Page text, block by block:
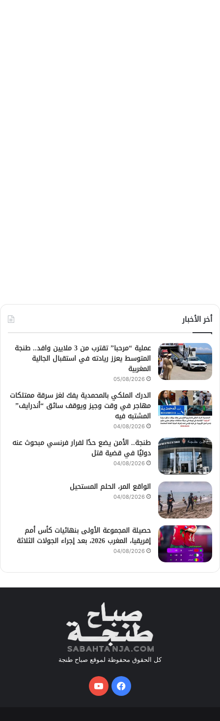
أخر الأخبار
عملية “مرحبا” تقترب من 3 ملايين وافد.. طنجة
المتوسط يعزز ريادته في استقبال الجالية
المغربية
05/08/2026
الدرك الملكي بالمحمدية يفك لغز سرقة ممتلكات
مهاجر في وقت وجيز ويوقف سائق “أندرايف”
المشتبه فيه
04/08/2026
طنجة.. الأمن يضع حدًا لفرار فرنسي مبحوث عنه
دوليًا في قضية قتل
04/08/2026
الواقع المر، الحلم المستحيل
04/08/2026
حصيلة المجموعة الأولى بنهائيات كأس أمم
إفريقيا، المغرب 2026، بعد إجراء الجولات الثلاثة
04/08/2026
كل الحقوق محفوظة لموقع صباح طنجة
فيسبوكيوتيوب